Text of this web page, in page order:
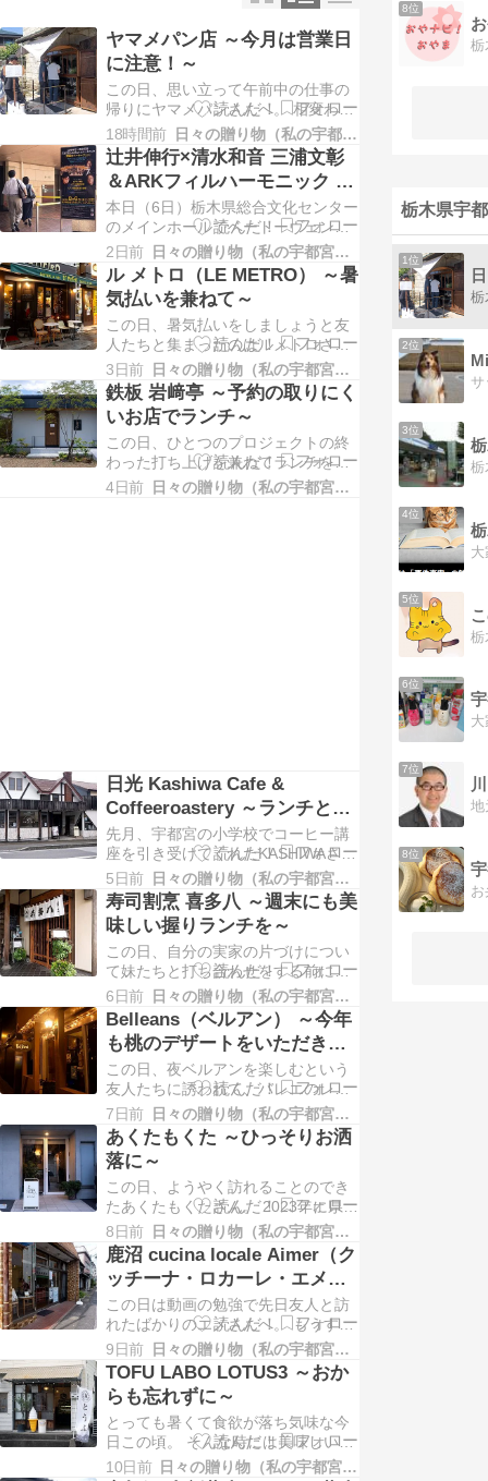
ヤマメパン店 ～今月は営業日
に注意！～
この日、思い立って午前中の仕事の
帰りにヤマメパンさんへ。 相変わら
ずの人気ぶり。長蛇の列を並んで待
ちます。 商品一覧を見ると、こんな
にたくさんの種類が？ いつもほとん
ど売り切れている状態のショーケー
スしか見ていないのでびっくりする
わ。 元々週に２回しか営業してなか
ったのに今月は…
18時間前 日々の贈り物（私の宇都宮生活）
辻井伸行×清水和音 三浦文彰
＆ARKフィルハーモニック ～
究極のベートーヴェン～
本日（6日）栃木県総合文化センター
のメインホールでベートーヴェンの
コンサートが開催されたので夫を誘
って行ってきました。 昨年５月は辻
井君のソロコンサートで彼のピアノ
を堪能しましたが、今回はピアニス
トが二人。 まずARKフィルハーモニ
ックによるエグモント 序曲 Op.84
指揮の…
2日前 日々の贈り物（私の宇都宮生活）
ル メトロ（LE METRO） ～暑
気払いを兼ねて～
この日、暑気払いをしましょうと友
人たちと集まったのはルメトロさ
ん。 久しぶりに外で飲むのでワクワ
クします。 最初はスパークリングワ
イン。 皆さんの多彩な近況を聞きな
がら物々交換のようにお土産交換。
私はどこにも出かけてなかったの
で、購入しておいた冬庫さんの焼き
菓子セットで。 そ…
3日前 日々の贈り物（私の宇都宮生活）
鉄板 岩﨑亭 ～予約の取りにく
いお店でランチ～
この日、ひとつのプロジェクトの終
わった打ち上げを兼ねてランチをし
ましょうと訪れたのは氷室にある岩
﨑亭さん。 ランチは２組、ディナー
4日前 日々の贈り物（私の宇都宮生活）
日光 Kashiwa Cafe &
Coffeeroastery ～ランチとデ
コラテ～
先月、宇都宮の小学校でコーヒー講
座を引き受けてくれたKASHIWAさ
ん。 その小学校の役員さんと一緒に
お礼を兼ねてランチに伺いました。
オーダーはスマホでQRコードを読み
込むタイプ。 Wi-Fi完備なので、助
かりますね。 と言うか、スマホでの
入力なのにWi-Fiがないお店ってち…
5日前 日々の贈り物（私の宇都宮生活）
寿司割烹 喜多八 ～週末にも美
味しい握りランチを～
この日、自分の実家の片づけについ
て妹たちと打ち合わせをする前にラ
ンチをしましょうと訪れたのは喜多
八さん。 来月には北海道へ行ってし
まう妹の引継ぎもあるし色々と間に
合うかどうか不安です。 土日のラン
チメニューはこちら。 私たちはにぎ
りランチ。価格は税込みです。 この
日のお味噌汁は…
6日前 日々の贈り物（私の宇都宮生活）
Belleans（ベルアン） ～今年
も桃のデザートをいただきに
～
この日、夜ベルアンを楽しむという
友人たちに誘われて、バレエのレッ
スンの後に立ち寄りました。 ７月上
旬に右膝を痛めてから思うようにレ
ッスンができなくて久しぶりにフル
で参加したら両足とも攣ってばか
り。 筋肉の維持は難しいのに落ちる
のは一瞬ね。そんな訳でボロボロの
状態。 ベルアンで飲…
7日前 日々の贈り物（私の宇都宮生活）
あくたもくた ～ひっそりお洒
落に～
この日、ようやく訪れることのでき
たあくたもくたさん。 2023年に県庁
すぐ近くのロベルトから店名も変え
てこちらに移転。 「あくたもくた」
ってどんな意味？と調べたら「何の
役にも立たないつまらないものや
人」だそうで。自虐ネタでしょう
か。 以前から一緒に会食しましょう
と話していたメン…
8日前 日々の贈り物（私の宇都宮生活）
鹿沼 cucina locale Aimer（ク
ッチーナ・ロカーレ・エメ）
～パエリアもおすすめ❣～
この日は動画の勉強で先日友人と訪
れたばかりのエメさんへ。 もうすっ
かり常連さんのようです。 前回はニ
ョッキをいただいたので、今回はパ
エリアにしました。 ひとり分でもパ
エリアを作ってもらえるのは有り難
いですね。 魚介がいっぱい入ったパ
エリアはレモンをたっぷりかけてさ
っぱりといただ…
9日前 日々の贈り物（私の宇都宮生活）
TOFU LABO LOTUS3 ～おか
らも忘れずに～
とっても暑くて食欲が落ち気味な今
日この頃。 そんな時には美味しい冷
ややっこがごちそうですね。 と言う
10日前 日々の贈り物（私の宇都宮生活）
8位
栃木県宇
1位
2位
3位
4位
5位
6位
7位
8位